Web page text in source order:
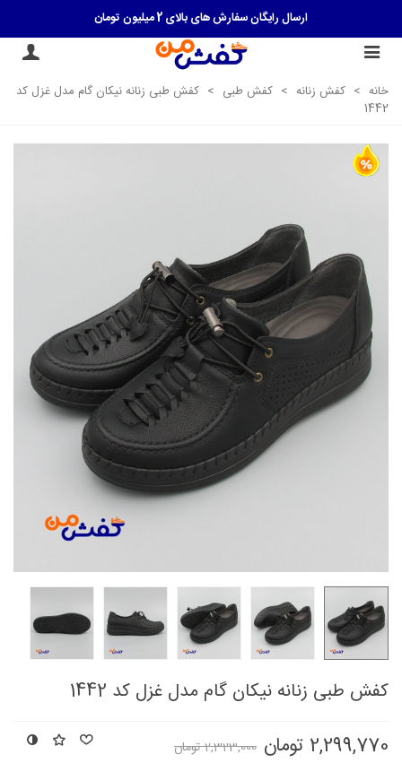
|> کلیک کنید <|ارسال رایگان سفارش های بالای 2 میلیون تومان
خانه > کفش زنانه > کفش طبی > کفش طبی زنانه نیکان گام مدل غزل کد
1442
کفش طبی زنانه نیکان گام مدل غزل کد 1442
2,299,770 تومان
2,323,000 تومان